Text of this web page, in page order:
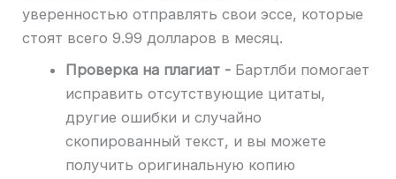
уверенностью отправлять свои эссе, которые
стоят всего 9.99 долларов в месяц.
Проверка на плагиат - Бартлби помогает
исправить отсутствующие цитаты,
другие ошибки и случайно
скопированный текст, и вы можете
получить оригинальную копию